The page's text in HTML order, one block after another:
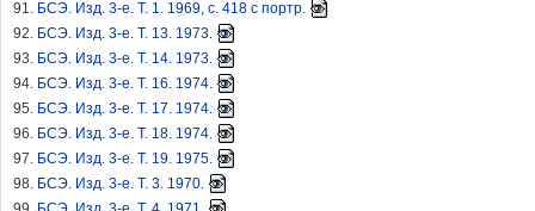
БСЭ. Изд. 3-е. Т. 1. 1969, с. 418 с портр.
БСЭ. Изд. 3-е. Т. 13. 1973.
БСЭ. Изд. 3-е. Т. 14. 1973.
БСЭ. Изд. 3-е. Т. 16. 1974.
БСЭ. Изд. 3-е. Т. 17. 1974.
БСЭ. Изд. 3-е. Т. 18. 1974.
БСЭ. Изд. 3-е. Т. 19. 1975.
БСЭ. Изд. 3-е. Т. 3. 1970.